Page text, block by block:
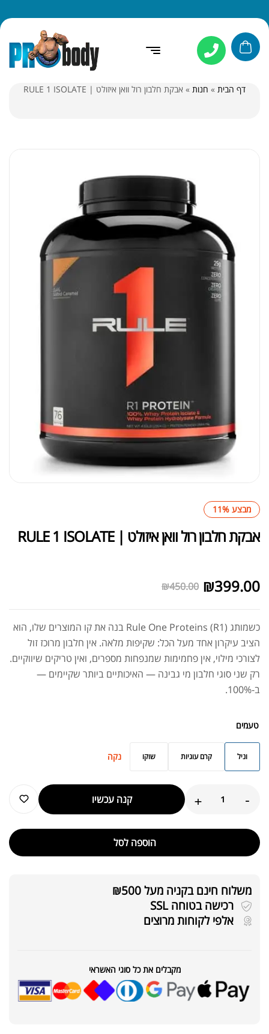
דף הבית » חנות » אבקת חלבון רול וואן איזולט | RULE 1 ISOLATE
מבצע 11%
אבקת חלבון רול וואן איזולט | RULE 1 ISOLATE
₪450.00 ₪399.00
כשמותג Rule One Proteins (R1) בנה את קו המוצרים שלו, הוא
הציב עיקרון אחד מעל הכל: שקיפות מלאה. אין חלבון מרוכז זול
לצורכי מילוי, אין פחמימות שמנפחות מספרים, ואין טריקים שיווקיים.
רק שני סוגי חלבון מי גבינה — האיכותיים ביותר שקיימים —
ב-100%.
טעמים
וניל קרם עוגיות שוקו נקה
-
+ קנה עכשיו
הוספה לסל
משלוח חינם בקניה מעל ₪500
רכישה בטוחה SSL
אלפי לקוחות מרוצים
מקבלים את כל סוגי האשראי